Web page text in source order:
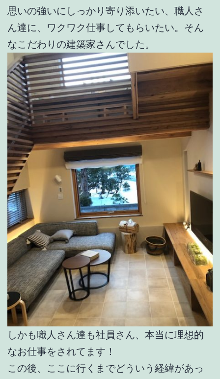
思いの強いにしっかり寄り添いたい、職人さ
ん達に、ワクワク仕事してもらいたい。そん
なこだわりの建築家さんでした。
しかも職人さん達も社員さん、本当に理想的
なお仕事をされてます！
この後、ここに行くまでどういう経緯があっ